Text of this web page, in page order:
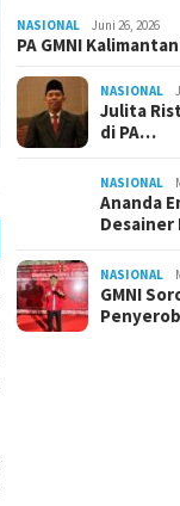
NASIONAL Juni 26, 2026
PA GMNI
NASIONAL
Julita
di PA…
NASIONAL
Ananda
Desainer
NASIONAL
GMNI